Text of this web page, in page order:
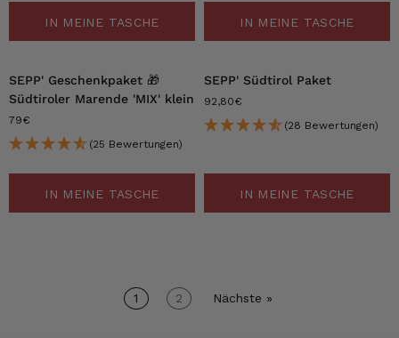
IN MEINE TASCHE IN MEINE TASCHE
SEPP' Geschenkpaket 🎁
Südtiroler Marende 'MIX' klein
79€
(25 Bewertungen)
IN MEINE TASCHE
SEPP' Südtirol Paket
92,80€
(28 Bewertungen)
IN MEINE TASCHE
1 2 Nächste »